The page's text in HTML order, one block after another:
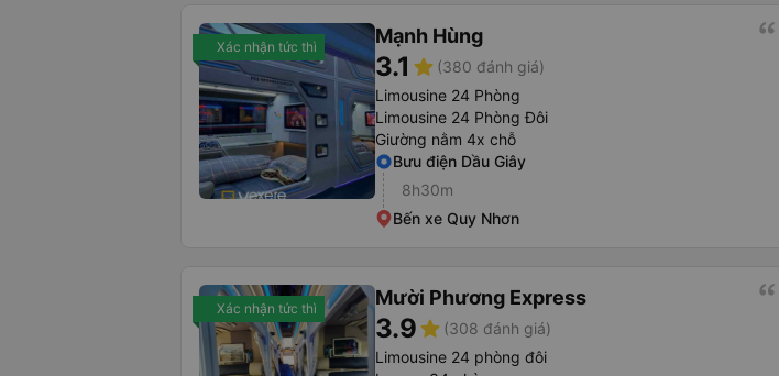
Xác nhận tức thì Mạnh Hùng
3.1 star (380 đánh giá)
Limousine 24 Phòng
Limousine 24 Phòng Đôi
Giường nằm 4x chỗ
Bưu điện Dầu Giây
8h30m
Bến xe Quy Nhơn
Xác nhận tức thì Mười Phương Express
3.9star (308 đánh giá)
Limousine 24 phòng đôi